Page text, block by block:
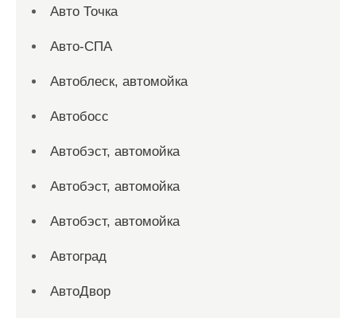
Авто Точка
Авто-СПА
Автоблеск, автомойка
Автобосс
Автобэст, автомойка
Автобэст, автомойка
Автобэст, автомойка
Автоград
АвтоДвор